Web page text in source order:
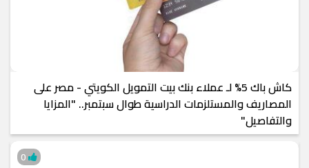
كاش باك 5% لـ عملاء بنك بيت التمويل الكويتي - مصر على
المصاريف والمستلزمات الدراسية طوال سبتمبر.. "المزايا
والتفاصيل"